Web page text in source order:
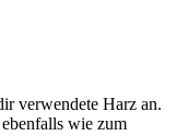
verwendete Harz an.
wie zum